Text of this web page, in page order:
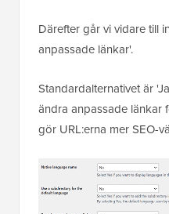
Därefter går vi vidare till
anpassade länkar'.
Standardalternativet är
ändra anpassade länkar
gör URL:erna mer SEO-